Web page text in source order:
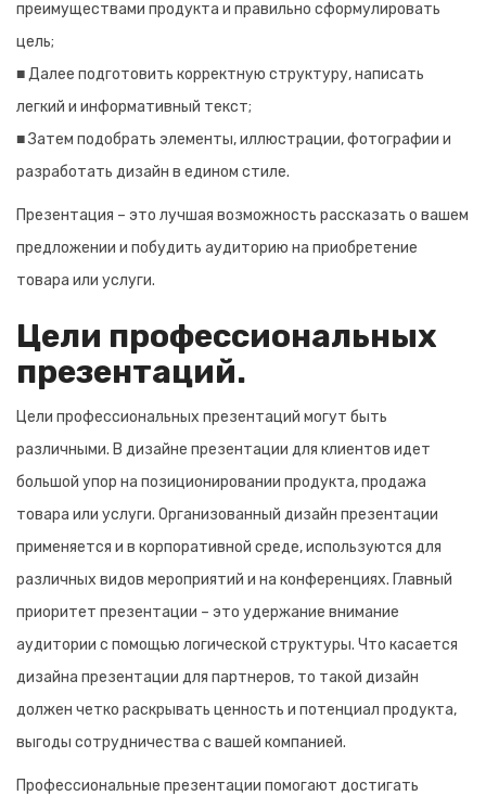
преимуществами продукта и правильно сформулировать
цель;
■ Далее подготовить корректную структуру, написать
легкий и информативный текст;
■ Затем подобрать элементы, иллюстрации, фотографии и
разработать дизайн в едином стиле.
Презентация – это лучшая возможность рассказать о вашем
предложении и побудить аудиторию на приобретение
товара или услуги.
Цели профессиональных
презентаций.
Цели профессиональных презентаций могут быть
различными. В дизайне презентации для клиентов идет
большой упор на позиционировании продукта, продажа
товара или услуги. Организованный дизайн презентации
применяется и в корпоративной среде, используются для
различных видов мероприятий и на конференциях. Главный
приоритет презентации – это удержание внимание
аудитории с помощью логической структуры. Что касается
дизайна презентации для партнеров, то такой дизайн
должен четко раскрывать ценность и потенциал продукта,
выгоды сотрудничества с вашей компанией.
Профессиональные презентации помогают достигать